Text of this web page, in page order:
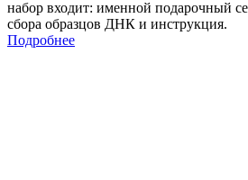
набор входит: именной подарочный
сбора образцов ДНК и инструкция.
Подробнее